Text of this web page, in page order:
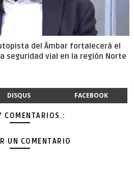
del Ámbar fortalecerá el
seguridad vial en la región Norte
DISQUS FACEBOOK
COMENTARIOS.:
UN COMENTARIO